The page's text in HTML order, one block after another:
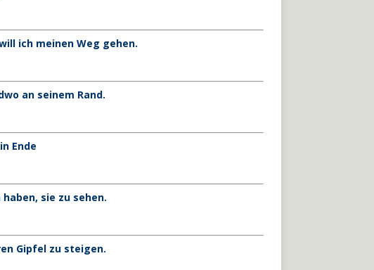
ich meinen Weg gehen.
an seinem Rand.
Ende
sie zu sehen.
Gipfel zu steigen.